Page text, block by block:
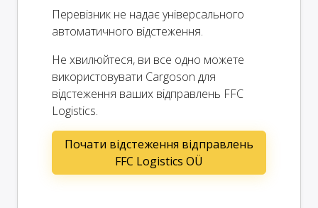
Перевізник не надає універсального
автоматичного відстеження.
Не хвилюйтеся, ви все одно можете
використовувати Cargoson для
відстеження ваших відправлень FFC
Logistics.
Почати відстеження відправлень
FFC Logistics OÜ